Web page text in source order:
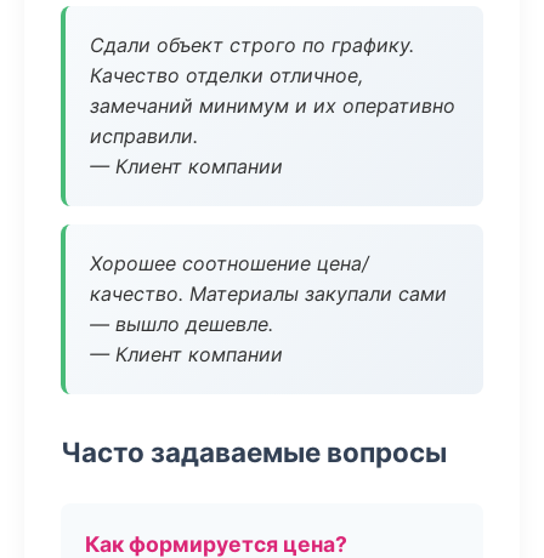
Сдали объект строго по графику.
Качество отделки отличное,
замечаний минимум и их оперативно
исправили.
— Клиент компании
Хорошее соотношение цена/
качество. Материалы закупали сами
— вышло дешевле.
— Клиент компании
Часто задаваемые вопросы
Как формируется цена?